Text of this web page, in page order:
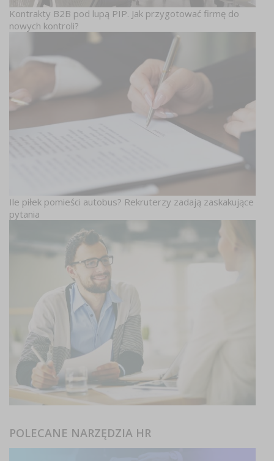
Kontrakty B2B pod lupą PIP. Jak przygotować firmę do
nowych kontroli?
Ile piłek pomieści autobus? Rekruterzy zadają zaskakujące
pytania
POLECANE NARZĘDZIA HR